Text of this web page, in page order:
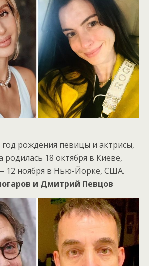
рождения певицы и актрисы,
родилась 18 октября в Киеве,
12 ноября в Нью-Йорке, США.
и Дмитрий Певцов